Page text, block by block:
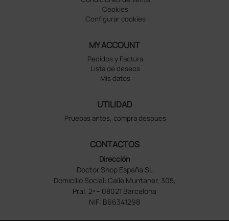
Cookies
Configurar cookies
MY ACCOUNT
Pedidos y Factura
Lista de deseos
Mis datos
UTILIDAD
Pruebas antes, compra despues
CONTACTOS
Dirección
Doctor Shop España SL
Domicilio Social: Calle Muntaner, 305,
Pral. 2ª – 08021 Barcelona
NIF: B66341298